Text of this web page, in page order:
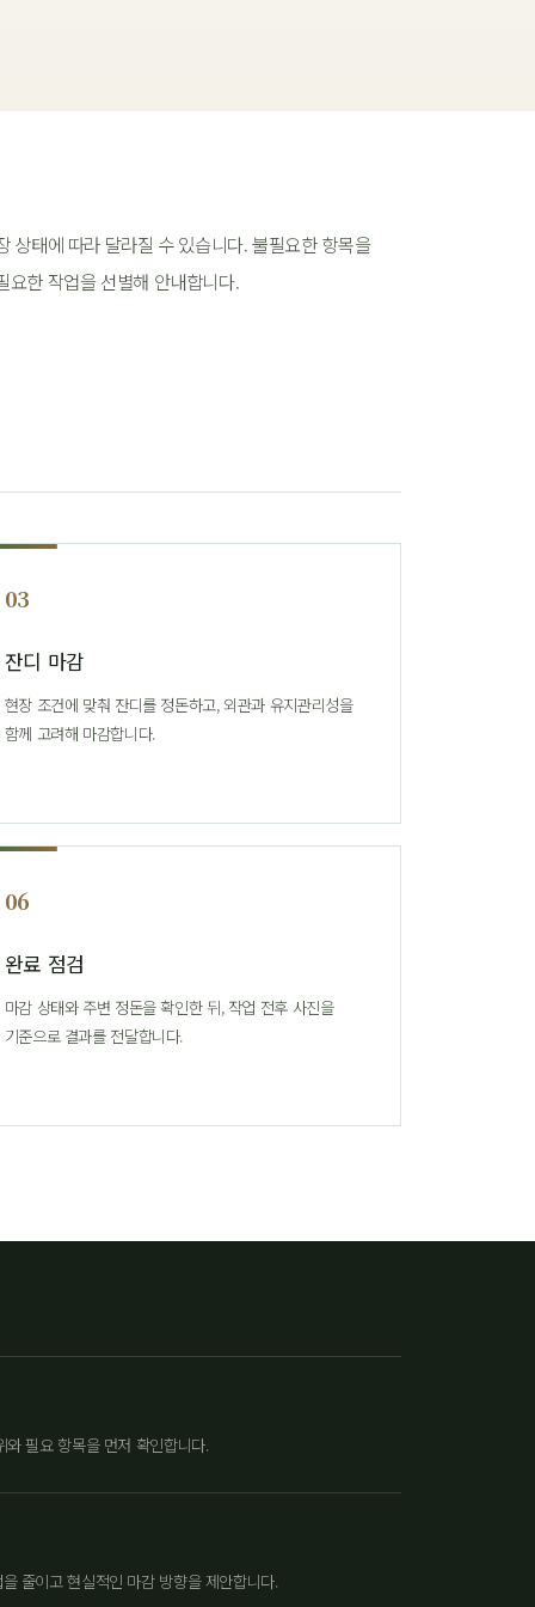
상태에 따라 달라질 수 있습니다. 불필요한 항목을
요한 작업을 선별해 안내합니다.
03
잔디 마감
현장 조건에 맞춰 잔디를 정돈하고, 외관과 유지관리성을
함께 고려해 마감합니다.
06
완료 점검
마감 상태와 주변 정돈을 확인한 뒤, 작업 전후 사진을
기준으로 결과를 전달합니다.
필요 항목을 먼저 확인합니다.
줄이고 현실적인 마감 방향을 제안합니다.